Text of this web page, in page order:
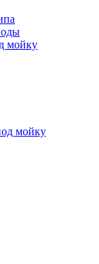
мойку
мойку